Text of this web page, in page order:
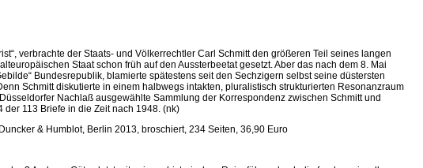
verbrachte der Staats- und Völkerrechtler Carl Schmitt den größeren Teil seines langen
Staat schon früh auf den Aussterbeetat gesetzt. Aber das nach dem 8. Mai
Bundesrepublik, blamierte spätestens seit den Sechzigern selbst seine düstersten
Schmitt diskutierte in einem halbwegs intakten, pluralistisch strukturierten Resonanzraum
Nachlaß ausgewählte Sammlung der Korrespondenz zwischen Schmitt und
113 Briefe in die Zeit nach 1948. (nk)
& Humblot, Berlin 2013, broschiert, 234 Seiten, 36,90 Euro